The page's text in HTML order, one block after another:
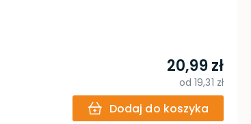
20,99 zł
od19,31 zł
Dodaj do koszyka